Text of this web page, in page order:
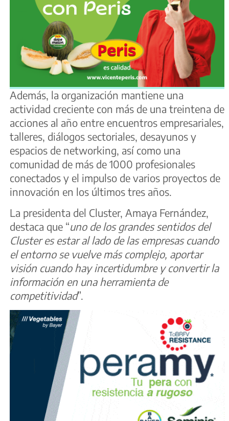
Además, la organización mantiene una
actividad creciente con más de una treintena de
acciones al año entre encuentros empresariales,
talleres, diálogos sectoriales, desayunos y
espacios de networking, así como una
comunidad de más de 1000 profesionales
conectados y el impulso de varios proyectos de
innovación en los últimos tres años.
La presidenta del Cluster, Amaya Fernández,
destaca que “uno de los grandes sentidos del
Cluster es estar al lado de las empresas cuando
el entorno se vuelve más complejo, aportar
visión cuando hay incertidumbre y convertir la
información en una herramienta de
competitividad”.